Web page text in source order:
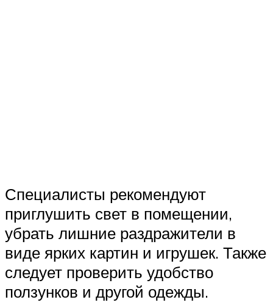
Специалисты рекомендуют
приглушить свет в помещении,
убрать лишние раздражители в
виде ярких картин и игрушек. Также
следует проверить удобство
ползунков и другой одежды.